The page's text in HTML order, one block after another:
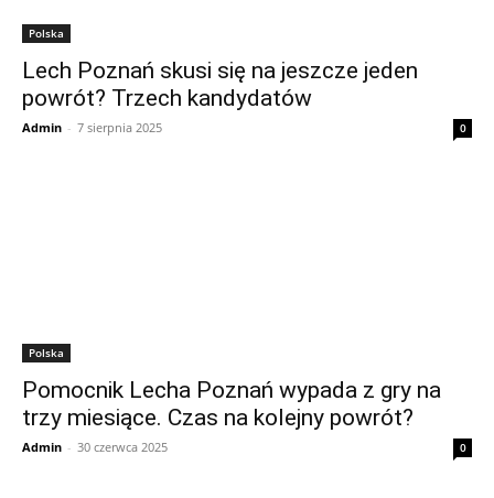
Polska
Lech Poznań skusi się na jeszcze jeden
powrót? Trzech kandydatów
Admin - 7 sierpnia 2025 0
Polska
Pomocnik Lecha Poznań wypada z gry na
trzy miesiące. Czas na kolejny powrót?
Admin - 30 czerwca 2025 0